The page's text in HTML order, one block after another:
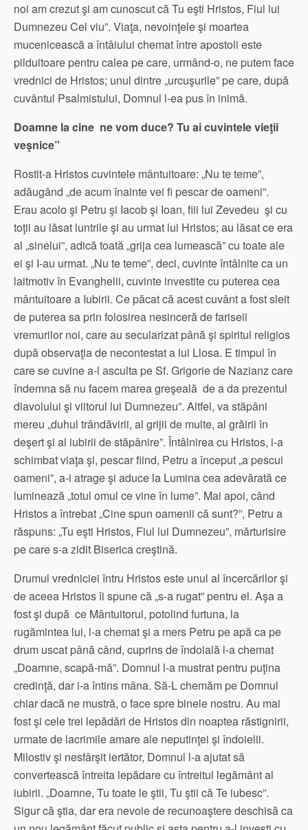
noi am crezut şi am cunoscut că Tu eşti Hristos, Fiul lui
Dumnezeu Cel viu”. Viaţa, nevoinţele şi moartea
mucenicească a întâiului chemat între apostoli este
pilduitoare pentru calea pe care, urmând-o, ne putem face
vrednici de Hristos; unul dintre „urcuşurile” pe care, după
cuvântul Psalmistului, Domnul l-ea pus în inimă.
Doamne la cine ne vom duce? Tu ai cuvintele vieţii
veşnice”
Rostit-a Hristos cuvintele mântuitoare: „Nu te teme”,
adăugând „de acum înainte vei fi pescar de oameni”.
Erau acolo şi Petru şi Iacob şi Ioan, fiii lui Zevedeu şi cu
toţii au lăsat luntrile şi au urmat lui Hristos; au lăsat ce era
al „sinelui”, adică toată „grija cea lumească” cu toate ale
ei şi I-au urmat. „Nu te teme”, deci, cuvinte întâlnite ca un
laitmotiv în Evanghelii, cuvinte investite cu puterea cea
mântuitoare a Iubirii. Ce păcat că acest cuvânt a fost sleit
de puterea sa prin folosirea nesinceră de fariseii
vremurilor noi, care au secularizat până şi spiritul religios
după observaţia de necontestat a lui Llosa. E timpul în
care se cuvine a-l asculta pe Sf. Grigorie de Nazianz care
îndemna să nu facem marea greşeală de a da prezentul
diavolului şi viitorul lui Dumnezeu”. Altfel, va stăpâni
mereu „duhul trândăvirii, al grijii de multe, al grăirii în
deşert şi al iubirii de stăpânire”. Întâlnirea cu Hristos, i-a
schimbat viaţa şi, pescar fiind, Petru a început „a pescui
oameni”, a-i atrage şi aduce la Lumina cea adevărată ce
luminează „totul omul ce vine în lume”. Mai apoi, când
Hristos a întrebat „Cine spun oamenii că sunt?”, Petru a
răspuns: „Tu eşti Hristos, Fiul lui Dumnezeu”, mărturisire
pe care s-a zidit Biserica creştină.
Drumul vredniciei întru Hristos este unul al încercărilor şi
de aceea Hristos îi spune că „s-a rugat” pentru el. Aşa a
fost şi după ce Mântuitorul, potolind furtuna, la
rugămintea lui, l-a chemat şi a mers Petru pe apă ca pe
drum uscat până când, cuprins de îndoială l-a chemat
„Doamne, scapă-mă”. Domnul l-a mustrat pentru puţina
credinţă, dar i-a întins mâna. Să-L chemăm pe Domnul
chiar dacă ne mustră, o face spre binele nostru. Au mai
fost şi cele trei lepădări de Hristos din noaptea răstignirii,
urmate de lacrimile amare ale neputinţei şi îndoielii.
Milostiv şi nesfârşit iertător, Domnul l-a ajutat să
convertească întreita lepădare cu întreitul legământ al
iubirii. „Doamne, Tu toate le ştii, Tu ştii că Te iubesc”.
Sigur că ştia, dar era nevoie de recunoaştere deschisă ca